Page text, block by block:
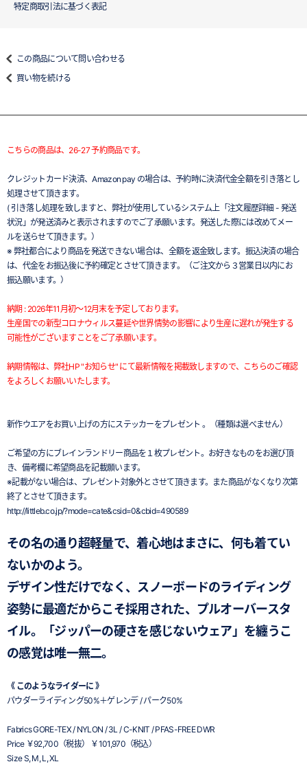
特定商取引法に基づく表記
この商品について問い合わせる
買い物を続ける
こちらの商品は、26-27 予約商品です。
クレジットカード決済、Amazon pay の場合は、予約時に決済代金全額を引き落とし
処理させて頂きます。
( 引き落し処理を致しますと、弊社が使用しているシステム上「注文履歴詳細 - 発送
状況」が発送済みと表示されますのでご了承願います。発送した際には改めてメー
ルを送らせて頂きます。）
※ 弊社都合により商品を発送できない場合は、全額を返金致します。振込決済の場合
は、代金をお振込後に予約確定とさせて頂きます。（ご注文から３営業日以内にお
振込願います。）
納期 : 2026年11月初～12月末を予定しております。
生産国での新型コロナウィルス蔓延や世界情勢の影響により生産に遅れが発生する
可能性がございますことをご了承願います。
納期情報は、弊社HP "お知らせ" にて最新情報を掲載致しますので、こちらのご確認
をよろしくお願いいたします。
新作ウエアをお買い上げの方にステッカーをプレゼント 。（種類は選べません）
ご希望の方にブレインランドリー商品を１枚プレゼント。お好きなものをお選び頂
き、備考欄に希望商品を記載願います。
※記載がない場合は、プレゼント対象外とさせて頂きます。また商品がなくなり次第
終了とさせて頂きます。
http://littleb.co.jp/?mode=cate&csid=0&cbid=490589
その名の通り超軽量で、着心地はまさに、何も着てい
ないかのよう。
デザイン性だけでなく、スノーボードのライディング
姿勢に最適だからこそ採用された、プルオーバースタ
イル。「ジッパーの硬さを感じないウェア」を纏うこ
の感覚は唯一無二。
《 このようなライダーに 》
パウダーライディング50%＋ゲレンデ / パーク50%
Fabrics GORE-TEX / NYLON / 3L / C-KNIT / PFAS-FREE DWR
Price ￥92,700（税抜） ￥101,970（税込）
Size S, M, L, XL